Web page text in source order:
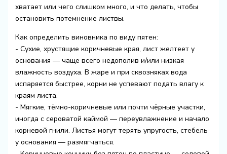
хватает или чего слишком много, и что делать, чтобы
остановить потемнение листвы.
Как определить виновника по виду пятен:
- Сухие, хрустящие коричневые края, лист желтеет у
основания — чаще всего недополив и/или низкая
влажность воздуха. В жаре и при сквозняках вода
испаряется быстрее, корни не успевают подать влагу к
краям листа.
- Мягкие, тёмно-коричневые или почти чёрные участки,
иногда с сероватой каймой — переувлажнение и начало
корневой гнили. Листья могут терять упругость, стебель
у основания — размягчаться.